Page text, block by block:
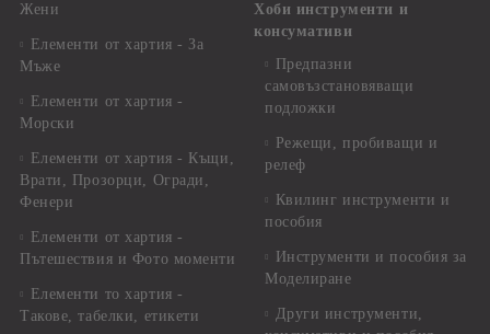
Жени
Елементи от хартия - За
Мъже
Елементи от хартия -
Морски
Елементи от хартия - Къщи,
Врати, Прозорци, Огради,
Фенери
Елементи от хартия -
Пътешествия и Фото моменти
Елементи то хартия -
Такове, табелки, етикети
Хоби инструменти и
консумативи
Предпазни
самовъзстановяващи
подложки
Режещи, пробиващи и
релеф
Квилинг инструменти и
пособия
Инструменти и пособия за
Моделиране
Други инструменти,